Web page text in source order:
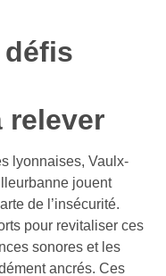
relever
lyonnaises, Vaulx-
jouent
de l’insécurité.
pour revitaliser ces
sonores et les
ancrés. Ces